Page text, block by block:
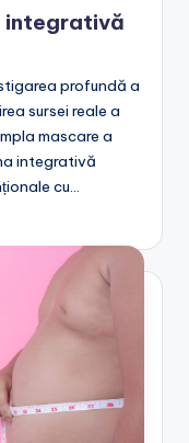
integrativă
profundă a
sursei reale a
mascare a
integrativă
cu…